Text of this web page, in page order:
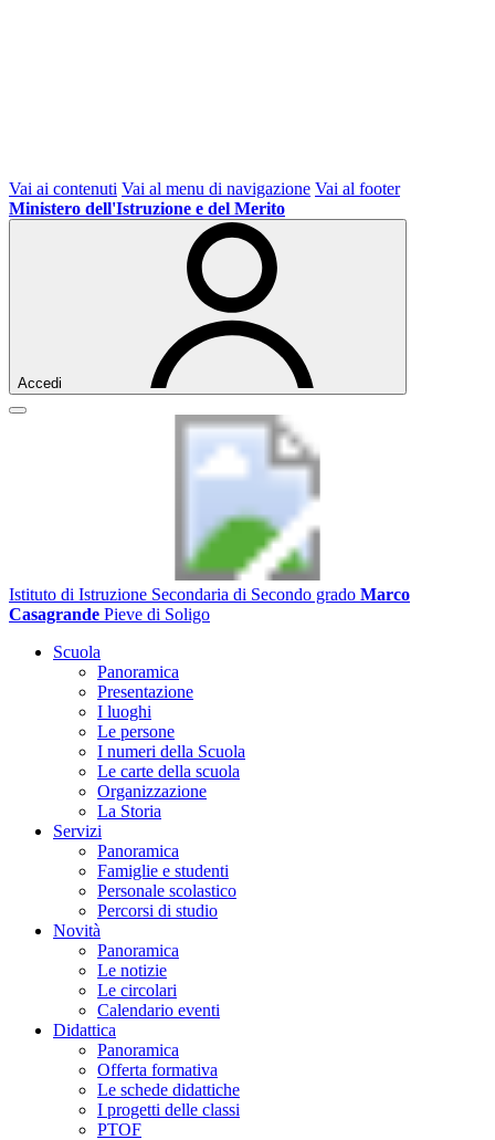
Vai ai contenuti Vai al menu di navigazione Vai al footer
Ministero dell'Istruzione e del Merito
Accedi
Istituto di Istruzione Secondaria di Secondo grado Marco
Casagrande Pieve di Soligo
Scuola
Panoramica
Presentazione
I luoghi
Le persone
I numeri della Scuola
Le carte della scuola
Organizzazione
La Storia
Servizi
Panoramica
Famiglie e studenti
Personale scolastico
Percorsi di studio
Novità
Panoramica
Le notizie
Le circolari
Calendario eventi
Didattica
Panoramica
Offerta formativa
Le schede didattiche
I progetti delle classi
PTOF